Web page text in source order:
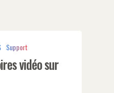
Support
vidéo sur